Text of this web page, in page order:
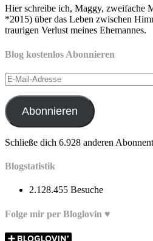
Hier schreibe ich, Maggy, zweifache
*2015) über das Leben zwischen
traurigen Verlust meines Ehemannes.
Blog kostenlos Abonnieren
E-
Mail-
Adresse
Abonnieren
Schließe dich 6.928 anderen
Blogstatistik
2.128.455 Besuche
Folge mir per Bloglovin ♥